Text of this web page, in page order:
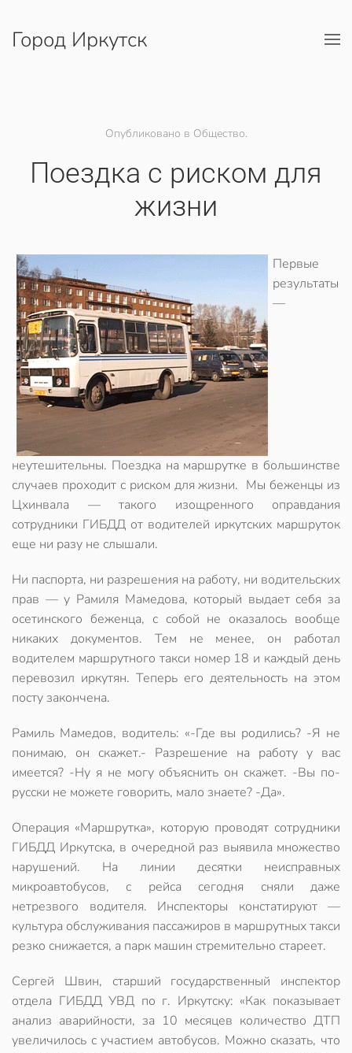
Перейти к содержимому
Город Иркутск
Опубликовано в Общество.
Поездка с риском для
жизни
Первые
результаты
—
неутешительны. Поездка на маршрутке в большинстве
случаев проходит с риском для жизни. Мы беженцы из
Цхинвала — такого изощренного оправдания
сотрудники ГИБДД от водителей иркутских маршруток
еще ни разу не слышали.
Ни паспорта, ни разрешения на работу, ни водительских
прав — у Рамиля Мамедова, который выдает себя за
осетинского беженца, с собой не оказалось вообще
никаких документов. Тем не менее, он работал
водителем маршрутного такси номер 18 и каждый день
перевозил иркутян. Теперь его деятельность на этом
посту закончена.
Рамиль Мамедов, водитель: «-Где вы родились? -Я не
понимаю, он скажет.- Разрешение на работу у вас
имеется? -Ну я не могу объяснить он скажет. -Вы по-
русски не можете говорить, мало знаете? -Да».
Операция «Маршрутка», которую проводят сотрудники
ГИБДД Иркутска, в очередной раз выявила множество
нарушений. На линии десятки неисправных
микроавтобусов, с рейса сегодня сняли даже
нетрезвого водителя. Инспекторы констатируют —
культура обслуживания пассажиров в маршрутных такси
резко снижается, а парк машин стремительно стареет.
Сергей Швин, старший государственный инспектор
отдела ГИБДД УВД по г. Иркутску: «Как показывает
анализ аварийности, за 10 месяцев количество ДТП
увеличилось с участием автобусов. Можно сказать, что